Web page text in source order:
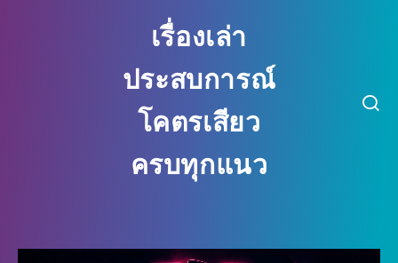
เรื่องเล่า
ประสบการณ์
โคตรเสียว
ครบทุกแนว